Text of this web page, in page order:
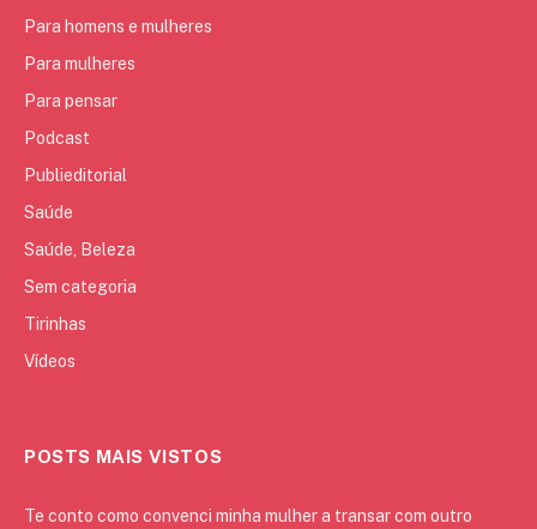
Para homens e mulheres
Para mulheres
Para pensar
Podcast
Publieditorial
Saúde
Saúde, Beleza
Sem categoria
Tirinhas
Vídeos
POSTS MAIS VISTOS
Te conto como convenci minha mulher a transar com outro